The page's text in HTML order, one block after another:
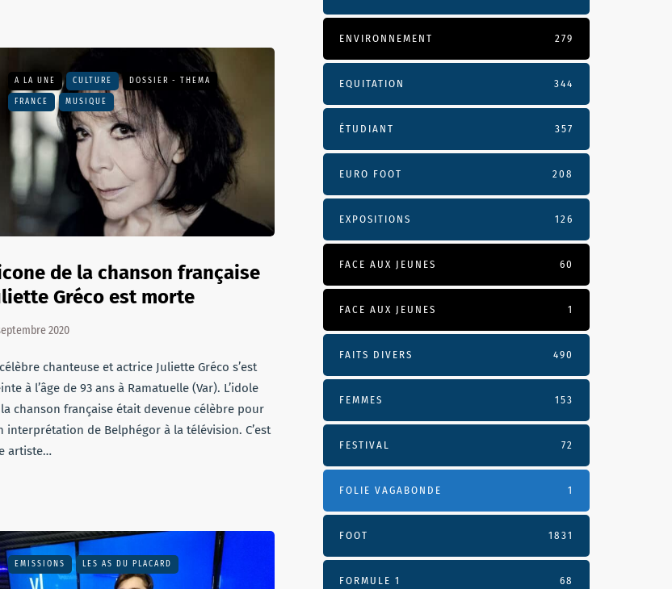
A LA UNE CULTURE DOSSIER - THEMA
FRANCE MUSIQUE
de la chanson française
Gréco est morte
2020
chanteuse et actrice Juliette Gréco s’est
à l’âge de 93 ans à Ramatuelle (Var). L’idole
chanson française était devenue célèbre pour
interprétation de Belphégor à la télévision. C’est
artiste…
EMISSIONS LES AS DU PLACARD
ENVIRONNEMENT 279
EQUITATION 344
ÉTUDIANT 357
EURO FOOT 208
EXPOSITIONS 126
FACE AUX JEUNES 60
FACE AUX JEUNES 1
FAITS DIVERS 490
FEMMES 153
FESTIVAL 72
FOLIE VAGABONDE 1
FOOT 1831
FORMULE 1 68